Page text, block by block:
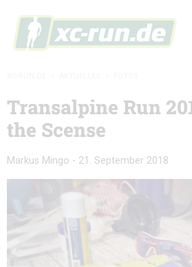
Transalpine Run
the Scense
Markus Mingo - 21. September 2018